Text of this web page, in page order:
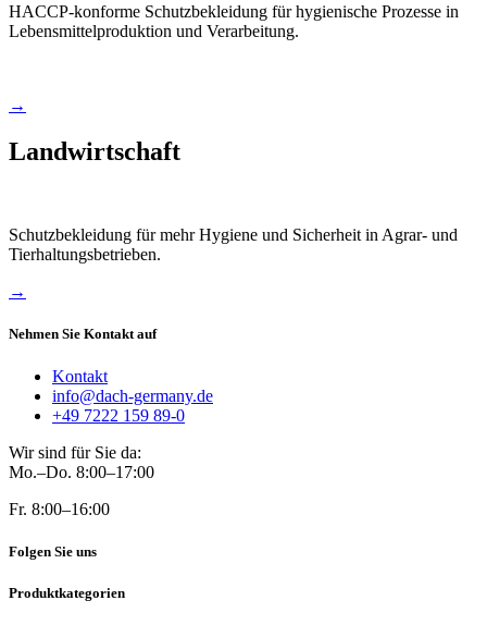
HACCP-konforme Schutzbekleidung für hygienische Prozesse in
Lebensmittelproduktion und Verarbeitung.
→
Landwirtschaft
Schutzbekleidung für mehr Hygiene und Sicherheit in Agrar- und
Tierhaltungsbetrieben.
→
Nehmen Sie Kontakt auf
Kontakt
info@dach-germany.de
+49 7222 159 89-0
Wir sind für Sie da:
Mo.–Do. 8:00–17:00
Fr. 8:00–16:00
Folgen Sie uns
Produktkategorien